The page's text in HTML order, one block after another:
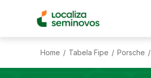
Home / Tabela Fipe / Porsche /